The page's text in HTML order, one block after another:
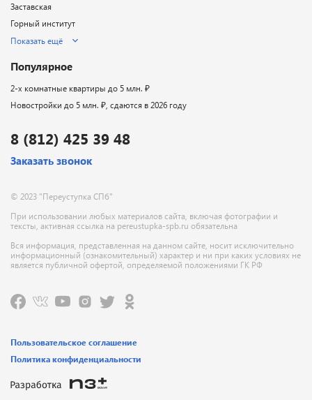
8 (812) 425 39 48
Заказать звонок
© 2023 "Переуступка СПб"
При использовании любых материалов сайта, включая фотографии и
тексты, активная ссылка на pereustupka-spb.ru обязательна
Вся информация, представленная на данном сайте, носит исключительно
информационный (ознакомительный) характер и ни при каких условиях не
является публичной офертой, определяемой положениями ГК РФ
Заставская
Горный институт
Показать ещё
Популярное
2-х комнатные квартиры до 5 млн. ₽
Новостройки до 5 млн. ₽, сдаются в 2026 году
Пользовательское соглашение
Политика конфиденциальности